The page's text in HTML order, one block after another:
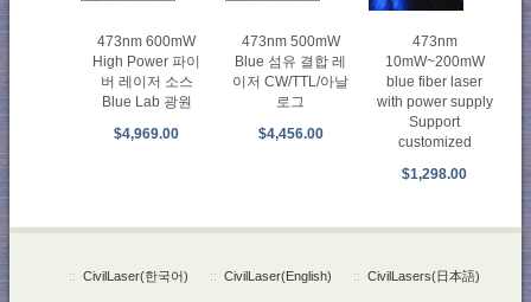
473nm 600mW
High Power 파이
버 레이저 소스
Blue Lab 광원
$4,969.00
473nm 500mW
Blue 섬유 결합 레
이저 CW/TTL/아날
로그
$4,456.00
473nm
10mW~200mW
blue fiber laser
with power supply
Support
customized
$1,298.00
:: CivilLaser(한국어) :: CivilLaser(English) :: CivilLasers(日本語)